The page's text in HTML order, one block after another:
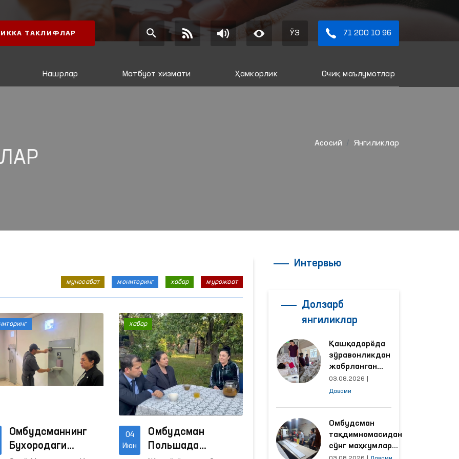
ТАКЛИФЛАР ЎЗ 71 200 10 96
Нашрлар Матбуот хизмати Ҳамкорлик Очиқ маълумотлар
Aсосий Янгиликлар
муносабат мониторинг хабар мурожаат
Омбудсманнинг
Бухородаги
04
Июн
Омбудсман
Польшада
хабар
Интервью
Долзарб
янгиликлар
Қашқадарёда
зўравонликдан
жабрланган
аёлнинг ҳолати
Омбудсман
03.08.2026
Давоми
Омбудсман
тақдимномасидан
сўнг маҳкумлар